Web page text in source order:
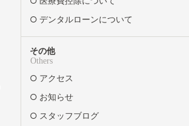
デンタルローンについて
その他
Others
アクセス
お知らせ
スタッフブログ